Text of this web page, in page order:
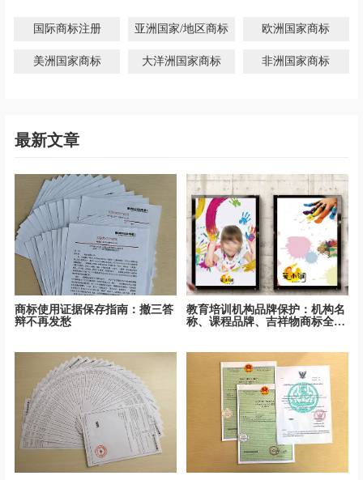
国际商标注册 亚洲国家/地区商标 欧洲国家商标
美洲国家商标 大洋洲国家商标 非洲国家商标
最新文章
商标使用证据保存指南：撤三答
辩不再发愁
教育培训机构品牌保护：机构名
称、课程品牌、吉祥物商标全面